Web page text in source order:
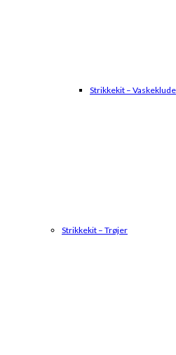
Strikkekit – Vaskeklude
Strikkekit – Trøjer